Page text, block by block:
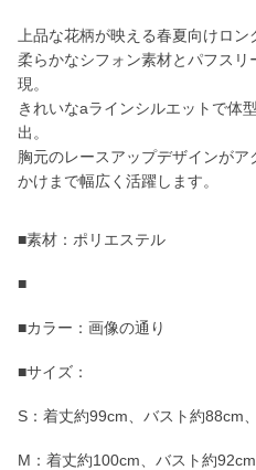
上品な花柄が映える春夏向けロン
柔らかなシフォン素材とパフス
現。
きれいなaラインシルエットで体
出。
胸元のレースアップデザインが
かけまで幅広く活躍します。
■素材：ポリエステル
■
■カラー：画像の通り
■サイズ：
S：着丈約99cm、バスト約88cm
M：着丈約100cm、バスト約